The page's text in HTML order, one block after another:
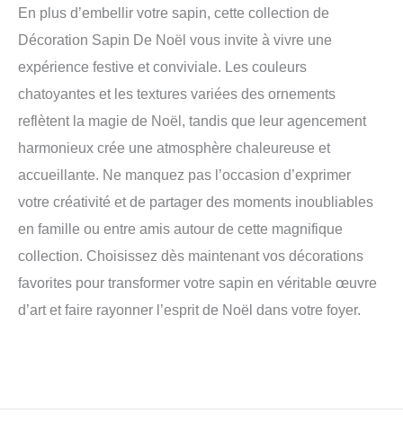
En plus d’embellir votre sapin, cette collection de
Décoration Sapin De Noël vous invite à vivre une
expérience festive et conviviale. Les couleurs
chatoyantes et les textures variées des ornements
reflètent la magie de Noël, tandis que leur agencement
harmonieux crée une atmosphère chaleureuse et
accueillante. Ne manquez pas l’occasion d’exprimer
votre créativité et de partager des moments inoubliables
en famille ou entre amis autour de cette magnifique
collection. Choisissez dès maintenant vos décorations
favorites pour transformer votre sapin en véritable œuvre
d’art et faire rayonner l’esprit de Noël dans votre foyer.